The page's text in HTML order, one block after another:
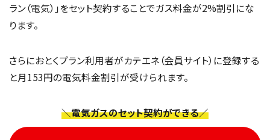
ラン（電気）」をセット契約することでガス料金が2%割引にな
ります。
さらにおとくプラン利用者がカテエネ（会員サイト）に登録する
と月153円の電気料金割引が受けられます。
＼電気ガスのセット契約ができる／